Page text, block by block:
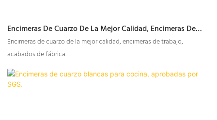
Encimeras De Cuarzo De La Mejor Calidad, Encimeras De
Trabajo, Acabados De Fábrica.
Encimeras de cuarzo de la mejor calidad, encimeras de trabajo,
acabados de fábrica.